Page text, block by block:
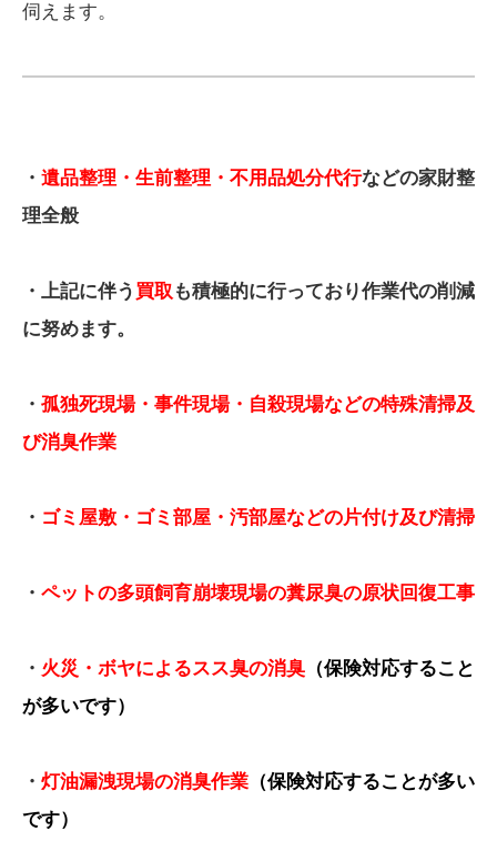
伺えます。
・ 遺品整理・生前整理・不用品処分代行などの家財整
理全般
・上記に伴う 買取 も積極的に行っており作業代の削減
に努めます。
・ 孤独死現場・事件現場・自殺現場などの特殊清掃及
び消臭作業
・ ゴミ屋敷・ゴミ部屋・汚部屋などの片付け及び清掃
・ ペットの多頭飼育崩壊現場の糞尿臭の原状回復工事
・ 火災・ボヤによるスス臭の消臭 （保険対応すること
が多いです）
・ 灯油漏洩現場の消臭作業 （保険対応することが多い
です）